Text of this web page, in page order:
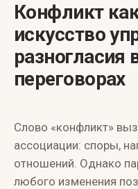
Конфликт
искусство
разногласия
переговорах
Слово «конфликт»
ассоциации: споры,
отношений. Однако
любого изменения